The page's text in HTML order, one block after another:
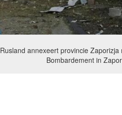
Rusland annexeert provincie
Bombardement in